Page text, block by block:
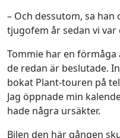
– Och dessutom, sa
tjugofem år sedan vi var
Tommie har en
de redan är beslutade.
bokat Plant-touren på
Jag öppnade min
hade några ursäkter.
Bilen den här gången